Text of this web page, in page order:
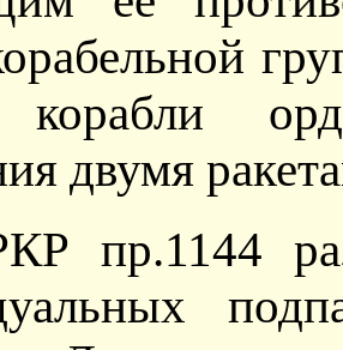
корабли
двумя
пр.1144